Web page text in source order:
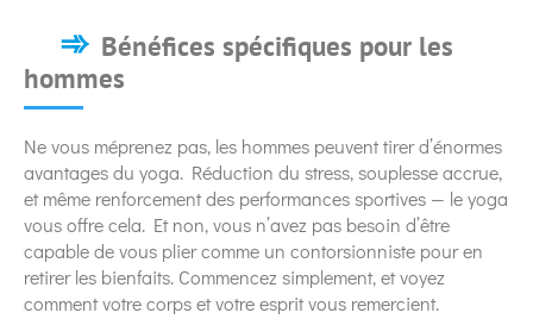
Bénéfices spécifiques pour les
hommes
Ne vous méprenez pas, les hommes peuvent tirer d’énormes
avantages du yoga. Réduction du stress, souplesse accrue,
et même renforcement des performances sportives — le yoga
vous offre cela. Et non, vous n’avez pas besoin d’être
capable de vous plier comme un contorsionniste pour en
retirer les bienfaits. Commencez simplement, et voyez
comment votre corps et votre esprit vous remercient.